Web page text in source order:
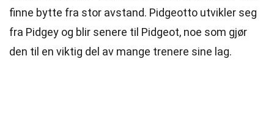
finne bytte fra stor avstand. Pidgeotto utvikler seg
fra Pidgey og blir senere til Pidgeot, noe som gjør
den til en viktig del av mange trenere sine lag.